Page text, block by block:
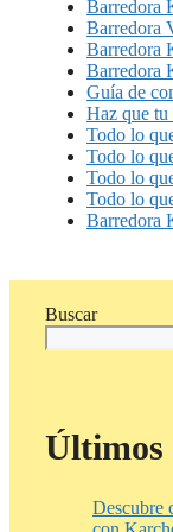
Barredora
Barredora
Barredora
Barredora
Guía de
Haz que
Todo lo
Todo lo
Todo lo
Todo lo
Barredora
Buscar
Últimos
Descubre